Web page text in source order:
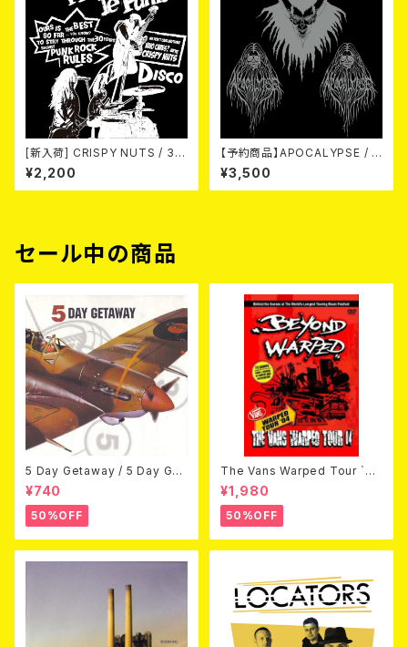
[新入荷] CRISPY NUTS / 30t
h Anniversary Vol.2 (7"EP)
¥2,200
【予約商品】APOCALYPSE / A
POCALYPSE(US Version)
LP【11月入荷予定】
¥3,500
セール中の商品
5 Day Getaway / 5 Day Get
away (CDEP)
¥740
50%OFF
The Vans Warped Tour `04
Beyond Warped (国内盤DV
D)
¥1,980
50%OFF